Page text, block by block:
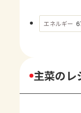
エネルギー
主菜のレ